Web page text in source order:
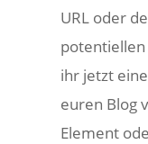
URL oder
ihr jetzt
euren Blog
Element